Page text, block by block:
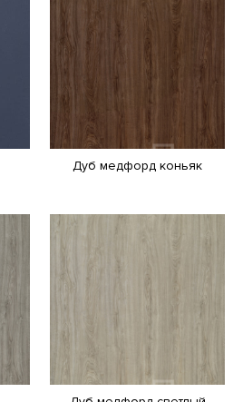
Дуб медфорд коньяк